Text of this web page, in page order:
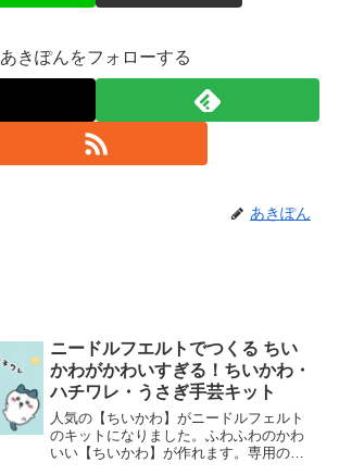
あきぽんをフォローする
あきぽん
ニードルフエルトでつくる ちい
かわがかわいすぎる！ちいかわ・
ハチワレ・うさぎ手芸キット
人気の【ちいかわ】がニードルフェルト
のキットになりました。ふわふわのかわ
いい【ちいかわ】が作れます。専用のニ